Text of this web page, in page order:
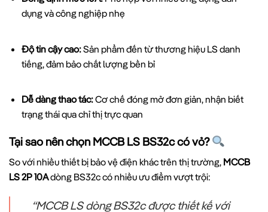
dụng và công nghiệp nhẹ
Độ tin cậy cao:Sản phẩm đến từ thương hiệu LS danh
tiếng, đảm bảo chất lượng bền bỉ
Dễ dàng thao tác:Cơ chế đóng mở đơn giản, nhận biết
trạng thái qua chỉ thị trực quan
Tại sao nên chọn MCCB LS BS32c có vỏ?
So với nhiều thiết bị bảo vệ điện khác trên thị trường, MCCB
LS 2P 10Adòng BS32c có nhiều ưu điểm vượt trội:
“MCCB LS dòng BS32c được thiết kế với